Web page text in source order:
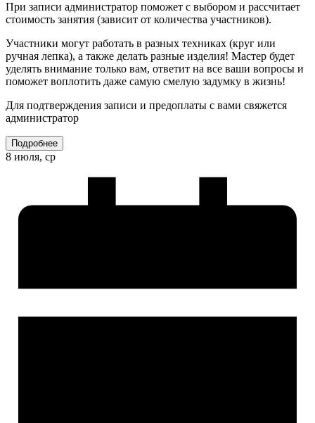
При записи администратор поможет с выбором и рассчитает
стоимость занятия (зависит от количества участников).
Участники могут работать в разных техниках (круг или
ручная лепка), а также делать разные изделия! Мастер будет
уделять внимание только вам, ответит на все ваши вопросы и
поможет воплотить даже самую смелую задумку в жизнь!
Для подтверждения записи и предоплаты с вами свяжется
администратор
Подробнее
8 июля, ср